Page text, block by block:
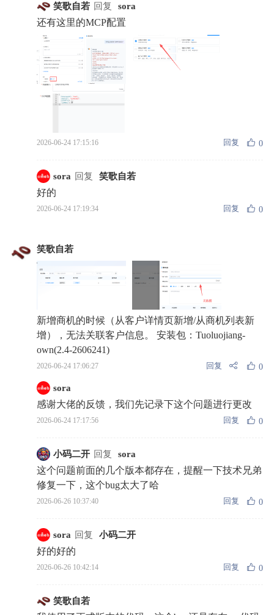
笑歌自若 回复 sora
还有这里的MCP配置
2026-06-24 17:15:16 回复 0
sora 回复 笑歌自若
好的
2026-06-24 17:19:34 回复 0
笑歌自若
新增商机的时候（从客户详情页新增/从商机列表新
增），无法关联客户信息。 安装包：Tuoluojiang-
own(2.4-2606241)
2026-06-24 17:06:27 回复 0
sora
感谢大佬的反馈，我们先记录下这个问题进行更改
2026-06-24 17:17:56 回复 0
小码二开 回复 sora
这个问题前面的几个版本都存在，提醒一下技术兄弟
修复一下，这个bug太大了哈
2026-06-26 10:37:40 回复 0
sora 回复 小码二开
好的好的
2026-06-26 10:42:14 回复 0
笑歌自若